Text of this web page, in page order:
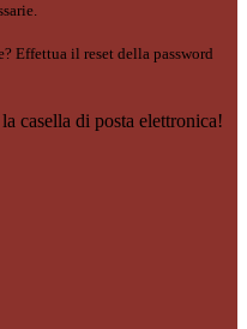
Effettua il reset della password
casella di posta elettronica!